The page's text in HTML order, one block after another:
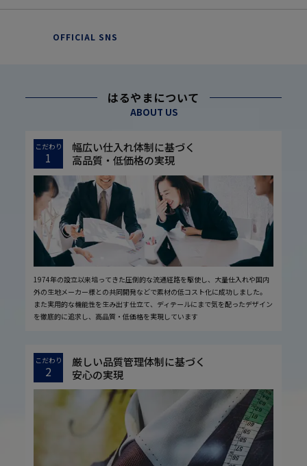
OFFICIAL SNS
はるやまについて
ABOUT US
こだわり
1
幅広い仕入れ体制に基づく
高品質・低価格の実現
1974年の設立以来培ってきた圧倒的な流通経路を駆使し、大量仕入れや国内
外の生地メーカー様との共同開発などで素材の低コスト化に成功しました。
また実用的な機能性を生み出す仕立て、ディテールにまで気を配ったデザイン
を徹底的に追求し、高品質・低価格を実現しています
こだわり
2
厳しい品質管理体制に基づく
安心の実現